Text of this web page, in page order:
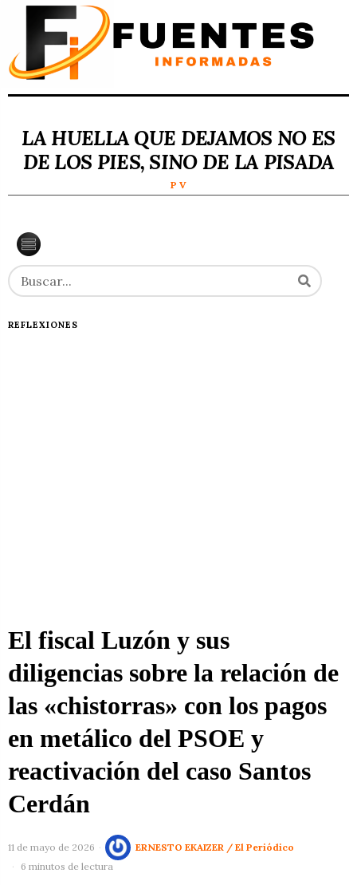
LA HUELLA QUE DEJAMOS NO ES
DE LOS PIES, SINO DE LA PISADA
P V
REFLEXIONES
El fiscal Luzón y sus
diligencias sobre la relación de
las «chistorras» con los pagos
en metálico del PSOE y
reactivación del caso Santos
Cerdán
11 de mayo de 2026
ERNESTO EKAIZER / El Periódico
6 minutos de lectura